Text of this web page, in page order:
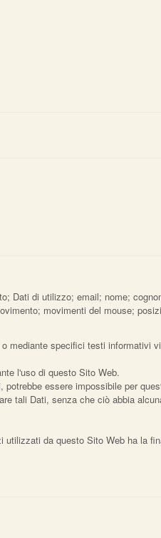
Dati di utilizzo; email; nome;
movimenti del mouse;
mediante specifici testi informativi
l'uso di questo Sito Web.
essere impossibile per
tali Dati, senza che ciò abbia
utilizzati da questo Sito Web ha la